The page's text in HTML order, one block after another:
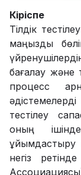
Кіріспе
Тілдік
маңызды
бағалау және
процесс
тестілеу
оның
ұйымдастыру
негіз